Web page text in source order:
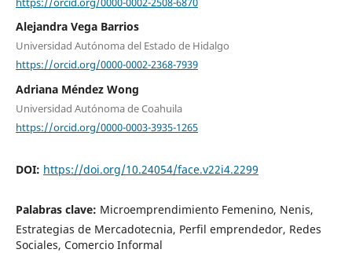
Alejandra Vega Barrios
Universidad Autónoma del Estado de Hidalgo
https://orcid.org/0000-0002-2368-7939
Adriana Méndez Wong
Universidad Autónoma de Coahuila
https://orcid.org/0000-0003-3935-1265
DOI: https://doi.org/10.24054/face.v22i4.2299
Palabras clave: Microemprendimiento Femenino, Nenis,
Estrategias de Mercadotecnia, Perfil emprendedor, Redes
Sociales, Comercio Informal